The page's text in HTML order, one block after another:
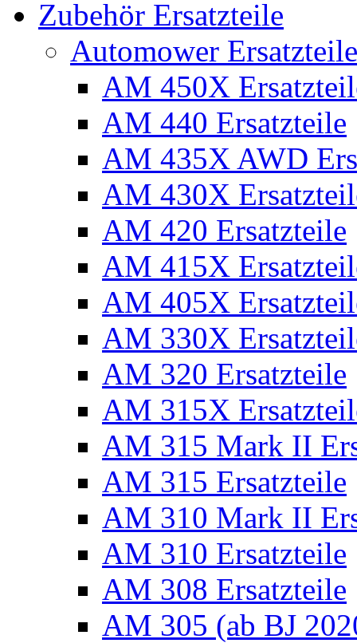
Zubehör Ersatzteile
Automower
AM 450X
AM 440 Ersatzteile
AM 435X AWD
AM 430X
AM 420 Ersatzteile
AM 415X
AM 405X
AM 330X
AM 320 Ersatzteile
AM 315X
AM 315 Mark II
AM 315 Ersatzteile
AM 310 Mark II
AM 310 Ersatzteile
AM 308 Ersatzteile
AM 305 (ab BJ